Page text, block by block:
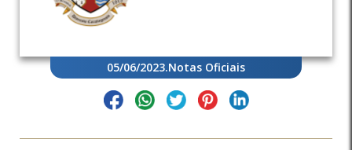
05/06/2023.Notas Oficiais